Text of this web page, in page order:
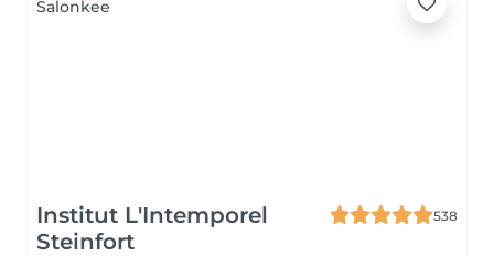
Institut L'Intemporel
Steinfort
538